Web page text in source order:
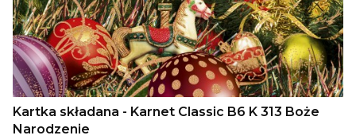
Kartka składana - Karnet Classic B6 K 313 Boże
Narodzenie